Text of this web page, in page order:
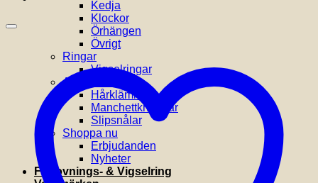
Kedja
Klockor
Örhängen
Övrigt
Ringar
Vigselringar
Accessoarer
Hårklämmor
Manchettknappar
Slipsnålar
Shoppa nu
Erbjudanden
Nyheter
Förlovnings- & Vigselring